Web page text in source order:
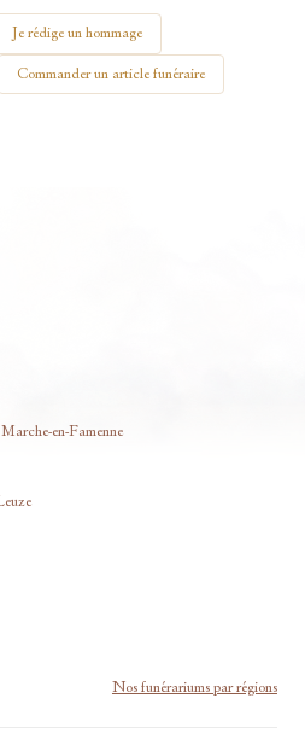
Je rédige un hommage
Commander un article funéraire
en-Famenne
Nos funérariums par régions